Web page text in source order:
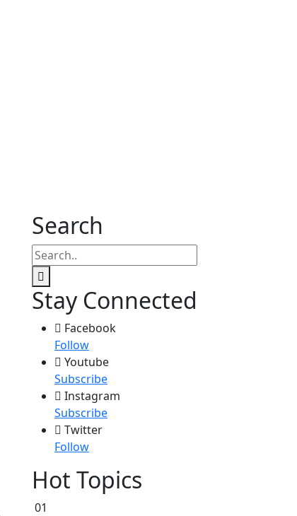
Search
Stay Connected
Facebook
Follow
Youtube
Subscribe
Instagram
Subscribe
Twitter
Follow
Hot Topics
01